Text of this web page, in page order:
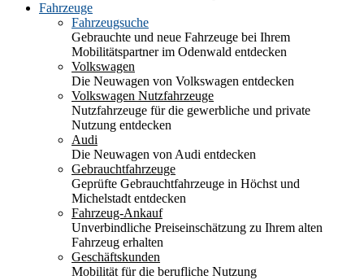
Fahrzeuge
Fahrzeugsuche
Gebrauchte und neue Fahrzeuge bei Ihrem
Mobilitätspartner im Odenwald entdecken
Volkswagen
Die Neuwagen von Volkswagen entdecken
Volkswagen Nutzfahrzeuge
Nutzfahrzeuge für die gewerbliche und private
Nutzung entdecken
Audi
Die Neuwagen von Audi entdecken
Gebrauchtfahrzeuge
Geprüfte Gebrauchtfahrzeuge in Höchst und
Michelstadt entdecken
Fahrzeug-Ankauf
Unverbindliche Preiseinschätzung zu Ihrem alten
Fahrzeug erhalten
Geschäftskunden
Mobilität für die berufliche Nutzung